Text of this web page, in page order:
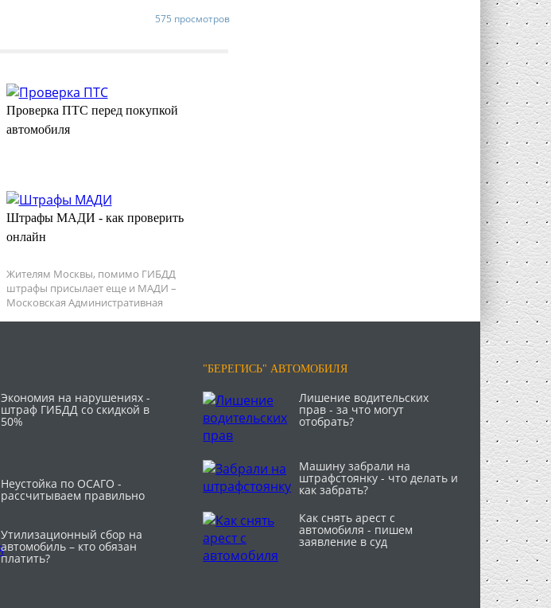
575 просмотров
Проверка ПТС перед покупкой
автомобиля
Штрафы МАДИ - как проверить
онлайн
Жителям Москвы, помимо ГИБДД
штрафы присылает еще и МАДИ –
Московская Административная
Экономия на нарушениях -
штраф ГИБДД со скидкой в
50%
Неустойка по ОСАГО -
рассчитываем правильно
Утилизационный сбор на
автомобиль – кто обязан
платить?
"БЕРЕГИСЬ" АВТОМОБИЛЯ
Лишение водительских
прав - за что могут
отобрать?
Машину забрали на
штрафстоянку - что делать и
как забрать?
Как снять арест с
автомобиля - пишем
заявление в суд